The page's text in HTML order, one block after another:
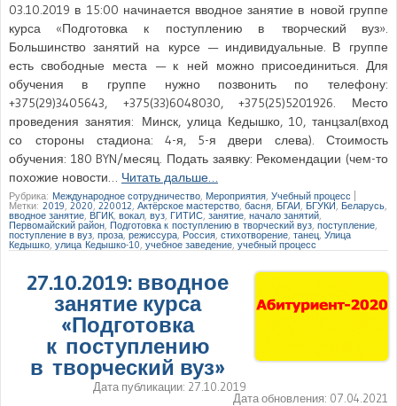
03.10.2019 в 15:00 начинается вводное занятие в новой группе
курса «Подготовка к поступлению в творческий вуз».
Большинство занятий на курсе — индивидуальные. В группе
есть свободные места — к ней можно присоединиться. Для
обучения в группе нужно позвонить по телефону:
+375(29)3405643, +375(33)6048030, +375(25)5201926. Место
проведения занятия: Минск, улица Кедышко, 10, танцзал(вход
со стороны стадиона: 4-я, 5-я двери слева). Стоимость
обучения: 180 BYN/месяц. Подать заявку: Рекомендации (чем-то
похожие новости… Читать дальше…
Рубрика: Международное сотрудничество Мероприятия Учебный процесс
Метки: 2019 2020, 220012 Актёрское мастерство басня БГАИ БГУКИ Беларусь
вводное занятие ВГИК вокал вуз ГИТИС занятие начало занятий
Первомайский район Подготовка к поступлению в творческий вуз поступление
поступление в вуз проза ,режиссура Россия стихотворение танец Улица
Кедышко улица Кедышко-10 учебное заведение учебный процесс
27.10.2019: вводное
занятие курса
«Подготовка
к поступлению
в творческий вуз»
Дата публикации: 27.10.2019
Дата обновления: 07.04.2021